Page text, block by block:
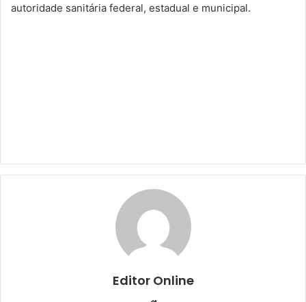
autoridade sanitária federal, estadual e municipal.
Editor Online